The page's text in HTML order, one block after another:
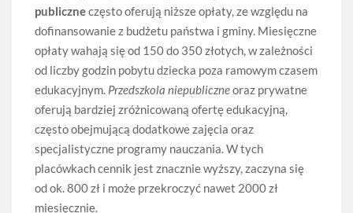
publiczneczęsto oferują niższe opłaty, ze względu na
dofinansowanie z budżetu państwa i gminy. Miesięczne
opłaty wahają się od 150 do 350 złotych, w zależności
od liczby godzin pobytu dziecka poza ramowym czasem
edukacyjnym. Przedszkola niepubliczneoraz prywatne
oferują bardziej zróżnicowaną ofertę edukacyjną,
często obejmującą dodatkowe zajęcia oraz
specjalistyczne programy nauczania. W tych
placówkach cennik jest znacznie wyższy, zaczyna się
od ok. 800 zł i może przekroczyć nawet 2000 zł
miesięcznie.